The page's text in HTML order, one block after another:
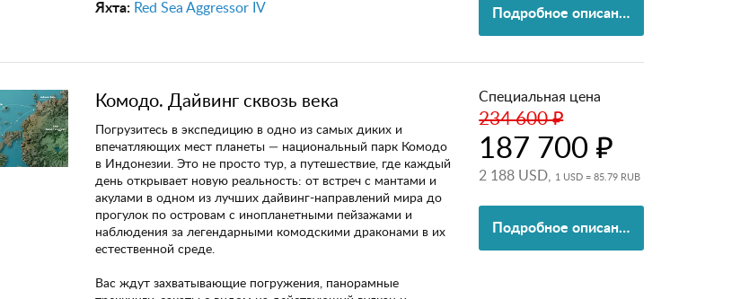
Яхта: Red Sea Aggressor IV Подробное описание
Комодо. Дайвинг сквозь века
Погрузитесь в экспедицию в одно из самых диких и
впечатляющих мест планеты — национальный парк Комодо
в Индонезии. Это не просто тур, а путешествие, где каждый
день открывает новую реальность: от встреч с мантами и
акулами в одном из лучших дайвинг-направлений мира до
прогулок по островам с инопланетными пейзажами и
наблюдения за легендарными комодскими драконами в их
естественной среде.
Вас ждут захватывающие погружения, панорамные
Специальная цена
234 600 ₽
187 700 ₽
2 188 USD, 1 USD = 85.79 RUB
Подробное описание